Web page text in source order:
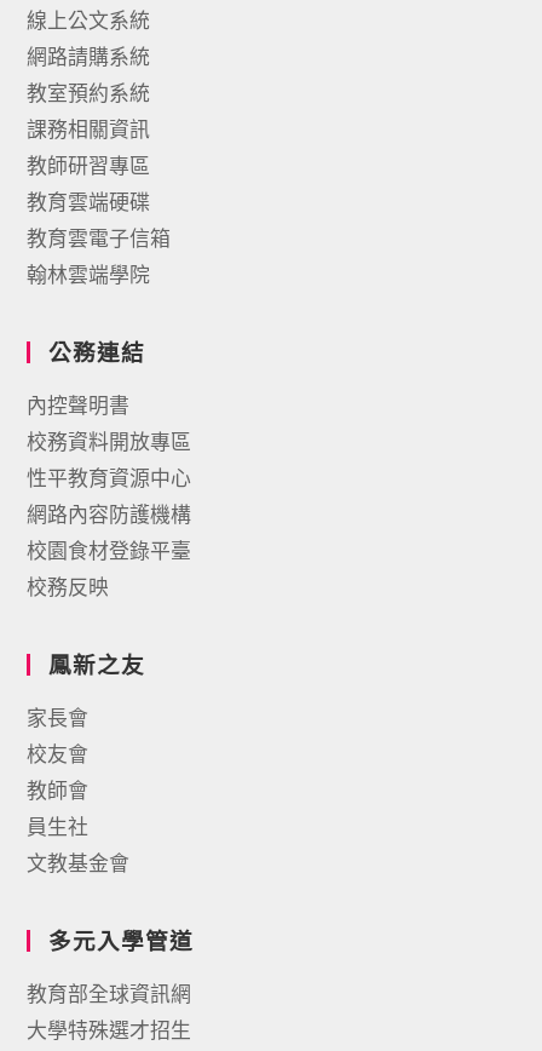
線上公文系統
網路請購系統
教室預約系統
課務相關資訊
教師研習專區
教育雲端硬碟
教育雲電子信箱
翰林雲端學院
公務連結
內控聲明書
校務資料開放專區
性平教育資源中心
網路內容防護機構
校園食材登錄平臺
校務反映
鳳新之友
家長會
校友會
教師會
員生社
文教基金會
多元入學管道
教育部全球資訊網
大學特殊選才招生